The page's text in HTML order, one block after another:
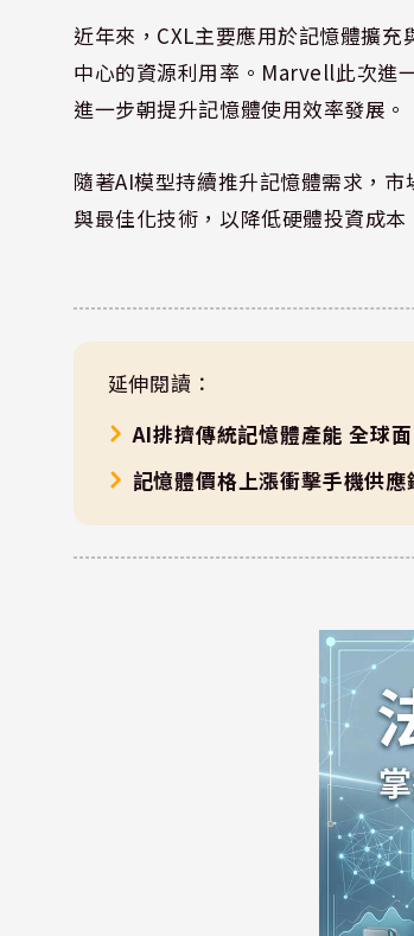
近年來，CXL主要應用於記憶體擴
中心的資源利用率。Marvell此次進
進一步朝提升記憶體使用效率發展。
隨著AI模型持續推升記憶體需求，
與最佳化技術，以降低硬體投資成
延伸閱讀：
AI排擠傳統記憶體產能 全球
記憶體價格上漲衝擊手機供